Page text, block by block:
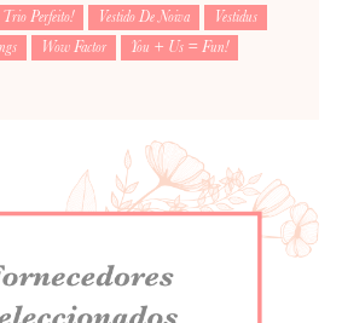
Perfeito! Vestido De Noiva
Vestidus
Wow Factor
You + Us = Fun!